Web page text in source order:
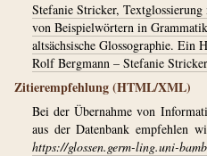
Stefanie Stricker,
von Beispielwörtern in
altsächsische Glossographie. Ein
Rolf Bergmann – Stefanie
Zitierempfehlung (HTML/XML)
Bei der Übernahme von
aus der Datenbank empfehlen
https://glossen.germ-ling.uni-